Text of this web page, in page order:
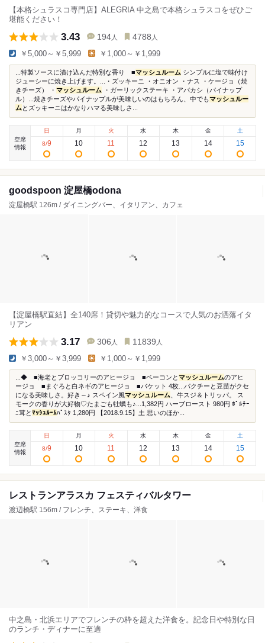
【本格シュラスコ専門店】ALEGRIA 中之島で本格シュラスコをぜひご
堪能ください！
3.43 194 人 4788 人
￥5,000～￥5,999 ￥1,000～￥1,999
...特製ソースに漬け込んだ特別な香り ■マッシュルーム シンプルに塩で味付け
ジューシーに焼き上げます。...・ズッキーニ ・オニオン ・ナス ・ケージョ（焼
きチーズ） ・ マッシュルーム ・ガーリックステーキ ・アバカシ（パイナップ
ル）...焼きチーズやパイナップルが美味しいのはもちろん、中でもマッシュルー
ム とズッキーニはかなりハマる美味しさ...
空席
情報
日
8/9
月
10
火
11
水
12
木
13
金
14
土
15
goodspoon 淀屋橋odona
淀屋橋駅 126m / ダイニングバー、イタリアン、カフェ
【淀屋橋駅直結】全140席！貸切や魅力的なコースで人気のお洒落イタ
リアン
3.17 306 人 11839 人
￥3,000～￥3,999 ￥1,000～￥1,999
...◆ ■海老とブロッコリーのアヒージョ ■ベーコンとマッシュルームのアヒ
ージョ ■まぐろと白ネギのアヒージョ ■バケット 4枚...パクチーと豆苗がクセ
になる美味しさ。好き～♪ スペイン風マッシュルーム 、牛スジ＆トリッパ。 ス
モークの香りが大好物♡たまごも牡蠣も♪...1,382円 ハーブロースト 980円 ﾎﾟﾙﾁｰ
ﾆ茸とﾏｯｼｭﾙｰﾑﾊﾟｽﾀ 1,280円 【2018.9.15】土 思いのほか...
空席
情報
日
8/9
月
10
火
11
水
12
木
13
金
14
土
15
レストランアラスカ フェスティバルタワー
渡辺橋駅 156m / フレンチ、ステーキ、洋食
中之島・北浜エリアでフレンチの枠を超えた洋食を。記念日や特別な日
のランチ・ディナーに至適